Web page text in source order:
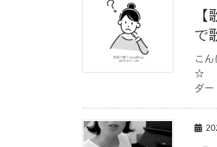
で
こ
☆ 現
ダ